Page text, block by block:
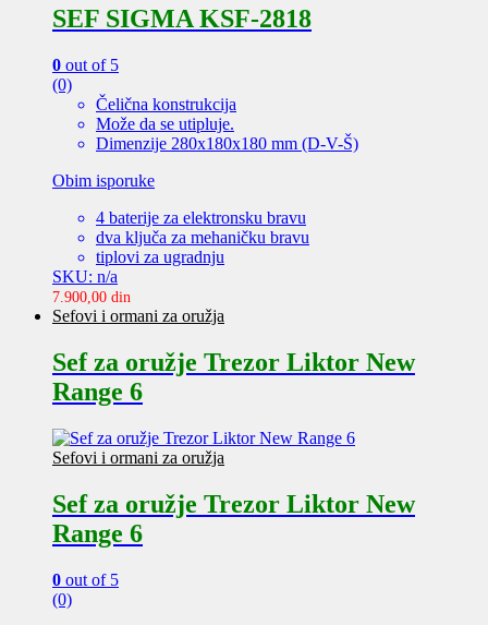
SEF SIGMA KSF-2818
0 out of 5
(0)
Čelična konstrukcija
Može da se utipluje.
Dimenzije 280x180x180 mm (D-V-Š)
Obim isporuke
4 baterije za elektronsku bravu
dva ključa za mehaničku bravu
tiplovi za ugradnju
SKU: n/a
7.900,00 din
Sefovi i ormani za oružja
Sef za oružje Trezor Liktor New
Range 6
Sefovi i ormani za oružja
Sef za oružje Trezor Liktor New
Range 6
0 out of 5
(0)